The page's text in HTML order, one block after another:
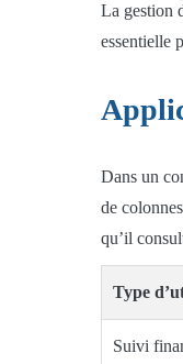
La gestion
essentielle
Dans un
de
qu’il
Type
Suivi